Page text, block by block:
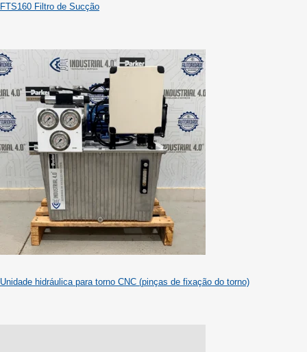
FTS160 Filtro de Sucção
Unidade hidráulica para torno CNC (pinças de fixação do torno)